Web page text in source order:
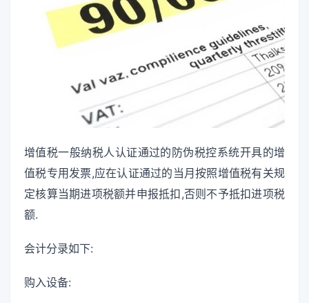
增值税一般纳税人认证通过的防伪税控系统开具的增
值税专用发票,应在认证通过的当月按照增值税有关规
定核算当期进项税额并申报抵扣,否则不予抵扣进项税
额.
会计分录如下:
购入设备: